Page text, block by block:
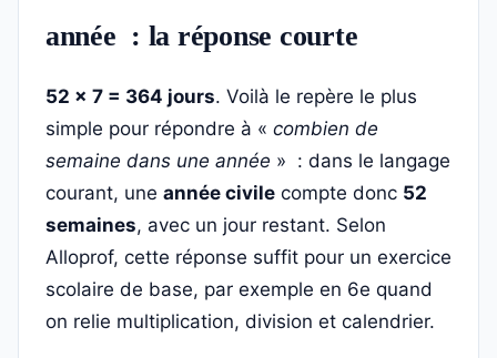
année : la réponse courte
52 × 7 = 364 jours. Voilà le repère le plus
simple pour répondre à « combien de
semaine dans une année » : dans le langage
courant, une année civile compte donc 52
semaines, avec un jour restant. Selon
Alloprof, cette réponse suffit pour un exercice
scolaire de base, par exemple en 6e quand
on relie multiplication, division et calendrier.